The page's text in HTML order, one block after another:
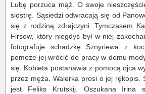
Lubę porzuca mąż. O swoje
siostrę. Sąsiedzi odwracają się od
się z rodziną zdrajczyni. Tymczasem
Firsow, który niegdyś był w niej
fotografuje schadzkę Sznyriewa z
pomoże jej wrócić do pracy w domu
się. Kobieta postanawia z pomocą ojca
przez męża. Walerka prosi o jej rękopis.
jest Feliks Krutskij. Oszukana Irina